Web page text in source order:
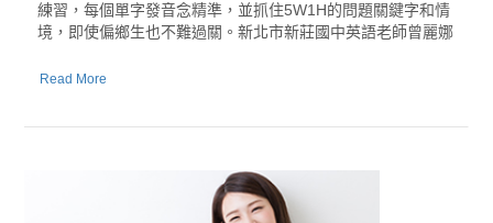
練習，每個單字發音念精準，並抓住5W1H的問題關鍵字和情
境，即使偏鄉生也不難過關。新北市新莊國中英語老師曾麗娜
Read More